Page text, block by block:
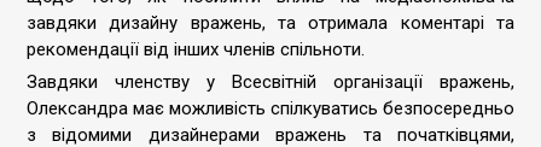
завдяки дизайну вражень, та отримала коментарі та
рекомендації від інших членів спільноти.
Завдяки членству у Всесвітній організації вражень,
Олександра має можливість спілкуватись безпосередньо
з відомими дизайнерами вражень та початківцями,